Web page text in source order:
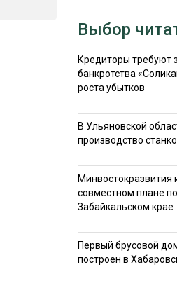
Выбор
Кредиторы требуют
банкротства
роста убытков
В Ульяновской
производство
Минвостокразвития
совместном плане
Забайкальском крае
Первый брусовой
построен в